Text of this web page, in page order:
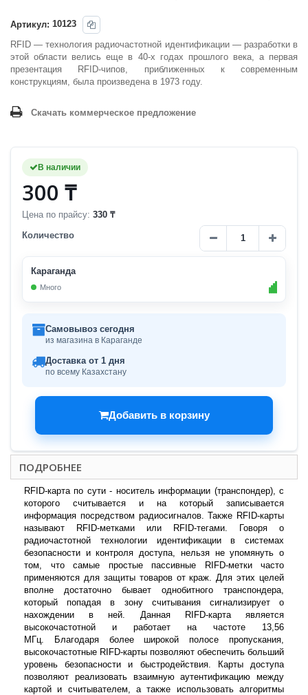
Артикул: 10123
RFID — технология радиочастотной идентификации — разработки в
этой области велись еще в 40-х годах прошлого века, а первая
презентация RFID-чипов, приближенных к современным
конструкциям, была произведена в 1973 году.
Скачать коммерческое предложение
В наличии
300 ₸
Цена по прайсу: 330 ₸
Количество
Караганда
Много
Самовывоз сегодня
из магазина в Караганде
Доставка от 1 дня
по всему Казахстану
Добавить в корзину
ПОДРОБНЕЕ
RFID-карта по сути - носитель информации (транспондер), с
которого считывается и на который записывается
информация посредством радиосигналов. Также RFID-карты
называют RFID-метками или RFID-тегами. Говоря о
радиочастотной технологии идентификации в системах
безопасности и контроля доступа, нельзя не упомянуть о
том, что самые простые пассивные RIFD-метки часто
применяются для защиты товаров от краж. Для этих целей
вполне достаточно бывает однобитного транспондера,
который попадая в зону считывания сигнализирует о
нахождении в ней. ДаннаяRIFD-карта является
высокочастотной и работает на частоте 13,56
МГц. Благодаря более широкой полосе пропускания,
высокочастотные RIFD-карты позволяют обеспечить больший
уровень безопасности и быстродействия. Карты доступа
позволяют реализовать взаимную аутентификацию между
картой и считывателем, а также использовать алгоритмы